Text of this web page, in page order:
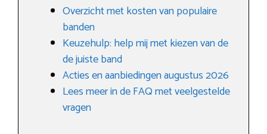
Overzicht met kosten van populaire
banden
Keuzehulp: help mij met kiezen van de
de juiste band
Acties en aanbiedingen augustus 2026
Lees meer in de FAQ met veelgestelde
vragen